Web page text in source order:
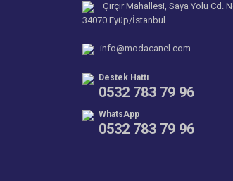
Çırçır Mahallesi, Saya Yolu Cd.
34070 Eyüp/İstanbul
info@modacanel.com
Destek Hattı
0532 783 79 96
WhatsApp
0532 783 79 96